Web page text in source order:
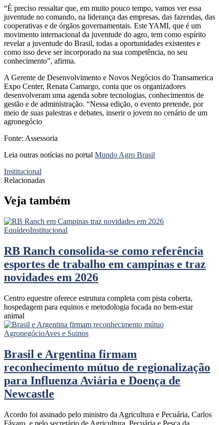
“É preciso ressaltar que, em muito pouco tempo, vamos ver essa
juventude no comando, na liderança das empresas, das fazendas, das
cooperativas e de órgãos governamentais. Este YAMI, que é um
movimento internacional da juventude do agro, tem como espírito
revelar a juventude do Brasil, todas a oportunidades existentes e
como isso deve ser incorporado na sua competência, no seu
conhecimento”, afirma.
A Gerente de Desenvolvimento e Novos Negócios do Transamerica
Expo Center, Renata Camargo, conta que os organizadores
desenvolveram uma agenda sobre tecnologias, conhecimentos de
gestão e de administração. “Nessa edição, o evento pretende, por
meio de suas palestras e debates, inserir o jovem no cenário de um
agronegócio
Fonte: Assessoria
Leia outras notícias no portal Mundo Agro Brasil
Institucional
Relacionadas
Veja também
EquídeoInstitucional
RB Ranch consolida-se como referência
esportes de trabalho em campinas e traz
novidades em 2026
Centro equestre oferece estrutura completa com pista coberta,
hospedagem para equinos e metodologia focada no bem-estar
animal
AgronegócioAves e Suinos
Brasil e Argentina firmam
reconhecimento mútuo de regionalização
para Influenza Aviária e Doença de
Newcastle
Acordo foi assinado pelo ministro da Agricultura e Pecuária, Carlos
Fávaro, e pelo secretário de Agricultura, Pecuária e Pesca da